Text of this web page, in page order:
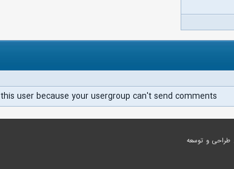
user because your usergroup can't send comments.
و توسعه